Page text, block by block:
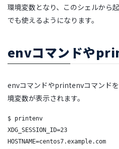
環境変数となり、このシェルから
でも使えるようになります。
envコマンドや
envコマンドやprintenvコマンド
境変数が表示されます。
$ printenv
XDG_SESSION_ID=23
HOSTNAME=centos7.example.com